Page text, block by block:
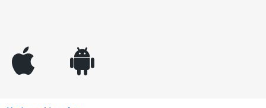
appleinc android